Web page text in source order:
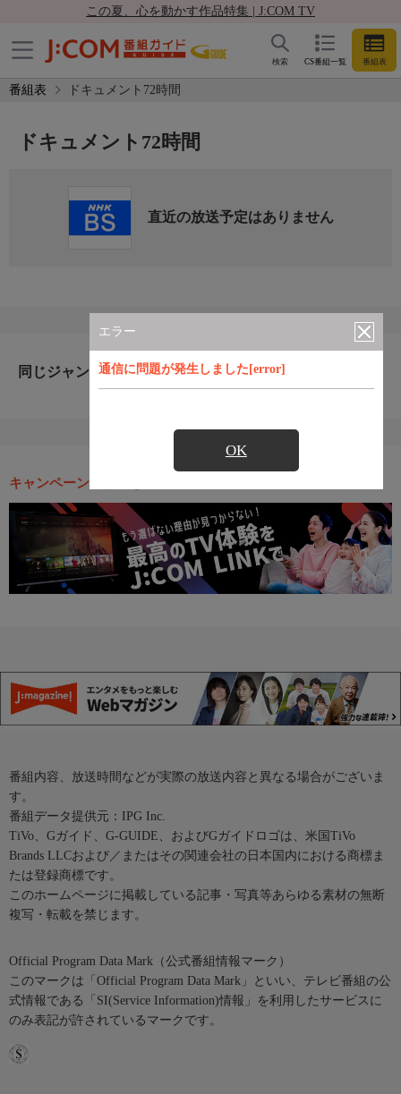
この夏、心を動かす作品特集 | J:COM TV
CS番組一覧 番組表
検索
番組表 ドキュメント72時間
エラー
通信に問題が発生しました[error]
OK
ドキュメント72時間
直近の放送予定はありません
同じジャンルのおすすめ番組
キャンペーン・お得な情報
番組内容、放送時間などが実際の放送内容と異なる場合がございま
す。
番組データ提供元：IPG Inc.
TiVo、Gガイド、G-GUIDE、およびGガイドロゴは、米国TiVo
Brands LLCおよび／またはその関連会社の日本国内における商標ま
たは登録商標です。
このホームページに掲載している記事・写真等あらゆる素材の無断
複写・転載を禁じます。
Official Program Data Mark（公式番組情報マーク）
このマークは「Official Program Data Mark」といい、テレビ番組の公
式情報である「SI(Service Information)情報」を利用したサービスに
のみ表記が許されているマークです。